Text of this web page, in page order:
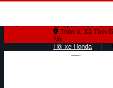
Open: 8:00 -
Thôn 3, Xã Tích
Nội
Hội xe Honda